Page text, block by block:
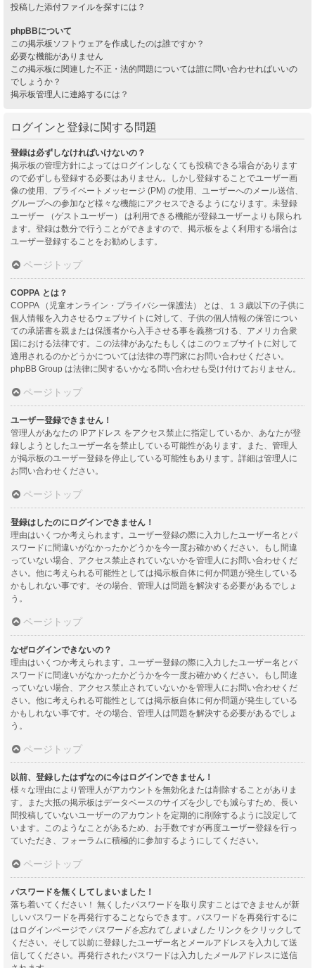
投稿した添付ファイルを探すには？
phpBBについて
この掲示板ソフトウェアを作成したのは誰ですか？
必要な機能がありません
この掲示板に関連した不正・法的問題については誰に問い合わせればいいの
でしょうか？
掲示板管理人に連絡するには？
ログインと登録に関する問題
登録は必ずしなければいけないの？
掲示板の管理方針によってはログインしなくても投稿できる場合があります
ので必ずしも登録する必要はありません。しかし登録することでユーザー画
像の使用、プライベートメッセージ (PM) の使用、ユーザーへのメール送信、
グループへの参加など様々な機能にアクセスできるようになります。未登録
ユーザー （ゲストユーザー） は利用できる機能が登録ユーザーよりも限られ
ます。登録は数分で行うことができますので、掲示板をよく利用する場合は
ユーザー登録することをお勧めします。
ページトップ
COPPA とは？
COPPA （児童オンライン・プライバシー保護法） とは、１３歳以下の子供に
個人情報を入力させるウェブサイトに対して、子供の個人情報の保管につい
ての承諾書を親または保護者から入手させる事を義務づける、アメリカ合衆
国における法律です。この法律があなたもしくはこのウェブサイトに対して
適用されるのかどうかについては法律の専門家にお問い合わせください。
phpBB Group は法律に関するいかなる問い合わせも受け付けておりません。
ページトップ
ユーザー登録できません！
管理人があなたの IPアドレス をアクセス禁止に指定しているか、あなたが登
録しようとしたユーザー名を禁止している可能性があります。また、管理人
が掲示板のユーザー登録を停止している可能性もあります。詳細は管理人に
お問い合わせください。
ページトップ
登録はしたのにログインできません！
理由はいくつか考えられます。ユーザー登録の際に入力したユーザー名とパ
スワードに間違いがなかったかどうかを今一度お確かめください。もし間違
っていない場合、アクセス禁止されていないかを管理人にお問い合わせくだ
さい。他に考えられる可能性としては掲示板自体に何か問題が発生している
かもしれない事です。その場合、管理人は問題を解決する必要があるでしょ
う。
ページトップ
なぜログインできないの？
理由はいくつか考えられます。ユーザー登録の際に入力したユーザー名とパ
スワードに間違いがなかったかどうかを今一度お確かめください。もし間違
っていない場合、アクセス禁止されていないかを管理人にお問い合わせくだ
さい。他に考えられる可能性としては掲示板自体に何か問題が発生している
かもしれない事です。その場合、管理人は問題を解決する必要があるでしょ
う。
ページトップ
以前、登録したはずなのに今はログインできません！
様々な理由により管理人がアカウントを無効化または削除することがありま
す。また大抵の掲示板はデータベースのサイズを少しでも減らすため、長い
間投稿していないユーザーのアカウントを定期的に削除するように設定して
います。このようなことがあるため、お手数ですが再度ユーザー登録を行っ
ていただき、フォーラムに積極的に参加するようにしてください。
ページトップ
パスワードを無くしてしまいました！
落ち着いてください！ 無くしたパスワードを取り戻すことはできませんが新
しいパスワードを再発行することならできます。パスワードを再発行するに
はログインページで パスワードを忘れてしまいました リンクをクリックして
ください。そして以前に登録したユーザー名とメールアドレスを入力して送
信してください。再発行されたパスワードは入力したメールアドレスに送信